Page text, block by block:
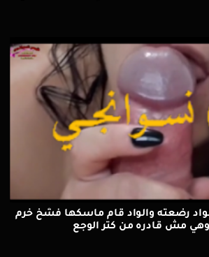
رضعته والواد قام ماسكها فشخ خرم
مش قادره من كتر الوجع